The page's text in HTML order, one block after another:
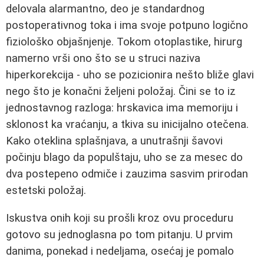
delovala alarmantno, deo je standardnog
postoperativnog toka i ima svoje potpuno logično
fiziološko objašnjenje. Tokom otoplastike, hirurg
namerno vrši ono što se u struci naziva
hiperkorekcija - uho se pozicionira nešto bliže glavi
nego što je konačni željeni položaj. Čini se to iz
jednostavnog razloga: hrskavica ima memoriju i
sklonost ka vraćanju, a tkiva su inicijalno otečena.
Kako oteklina splašnjava, a unutrašnji šavovi
počinju blago da populštaju, uho se za mesec do
dva postepeno odmiče i zauzima sasvim prirodan
estetski položaj.
Iskustva onih koji su prošli kroz ovu proceduru
gotovo su jednoglasna po tom pitanju. U prvim
danima, ponekad i nedeljama, osećaj je pomalo